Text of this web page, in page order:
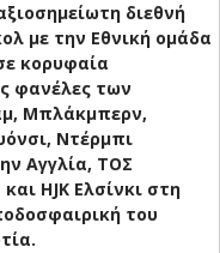
διεθνή
με την Εθνική ομάδα
κορυφαία
φανέλες των
Μπλάκμπερν,
Ντέρμπι
Αγγλία, ΤΟΣ
HJK Ελσίνκι στη
του